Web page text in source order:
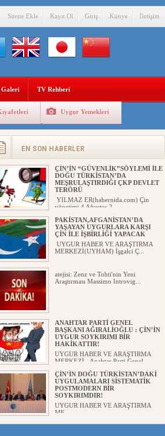
Sitene Ekle Kayıt Ol Giriş Künye İletişim
Galeri TV Rehberi
Uygur Yemekleri
EN SON HABERLER
ÇİN’İN “GÜVENLİK”SÖYLEMİ İLE
DOĞU TÜRKİSTAN’DA
MEŞRULAŞTIRDIĞI ÇKP DEVLET
TERÖRÜ
YILMAZ ER(habernida.com) Çin
yönetimi 4 Ağustos 2...
PAKİSTAN,AFGANİSTAN’DA
YAŞAYAN UYGURLARA KARŞI
ÇİN İLE İŞBİRLİĞİ YAPACAK
UYGUR HABER VE ARAŞTIRMA
MERKEZİ(UYHAM) İşgalci Ç...
atejisi: Zenz ve Tohti'nin Yeni
Araştırması Massimo Introvig...
ANAHTAR PARTİ GENEL
BAŞKANI AĞIRALİOĞLU : ÇİN’İN
UYGUR SOYKIRIMI BİR
HAKİKATTIR!
UYGUR HABER VE ARAŞTIRMA
MERKEZİ Anahtar Parti Genel
ÇİN’İN DOĞU TÜRKİSTAN’DAKİ
UYGULAMALARI SİSTEMATİK
POSTMODERN BİR
SOYKIRIMDIR!
UYGUR HABER VE ARAŞTIRMA
ME...
DİYANET AKADEMİSİ BAŞKANI